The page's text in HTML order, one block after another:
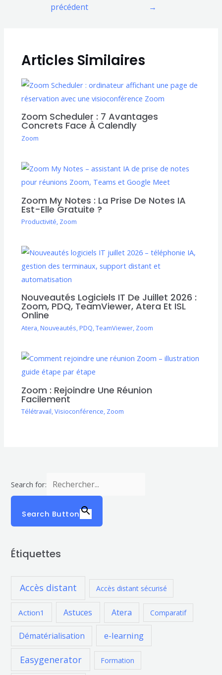
précédent →
Articles Similaires
Zoom Scheduler : 7 Avantages
Concrets Face À Calendly
Zoom
Zoom My Notes : La Prise De Notes IA
Est-Elle Gratuite ?
Productivité, Zoom
Nouveautés Logiciels IT De Juillet 2026 :
Zoom, PDQ, TeamViewer, Atera Et ISL
Online
Atera,Nouveautés,PDQ,TeamViewer, Zoom
Zoom : Rejoindre Une Réunion
Facilement
Télétravail,Visioconférence, Zoom
Search for:
Search Button
Étiquettes
Accès distant Accès distant sécurisé
Action1 Astuces Atera Comparatif
Dématérialisation e-learning
Easygenerator Formation